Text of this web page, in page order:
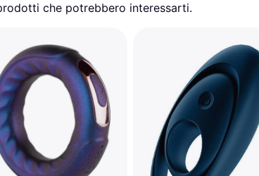
che potrebbero interessarti.